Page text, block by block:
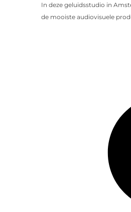
In deze geluidsstudio in
de mooiste audiovisuele